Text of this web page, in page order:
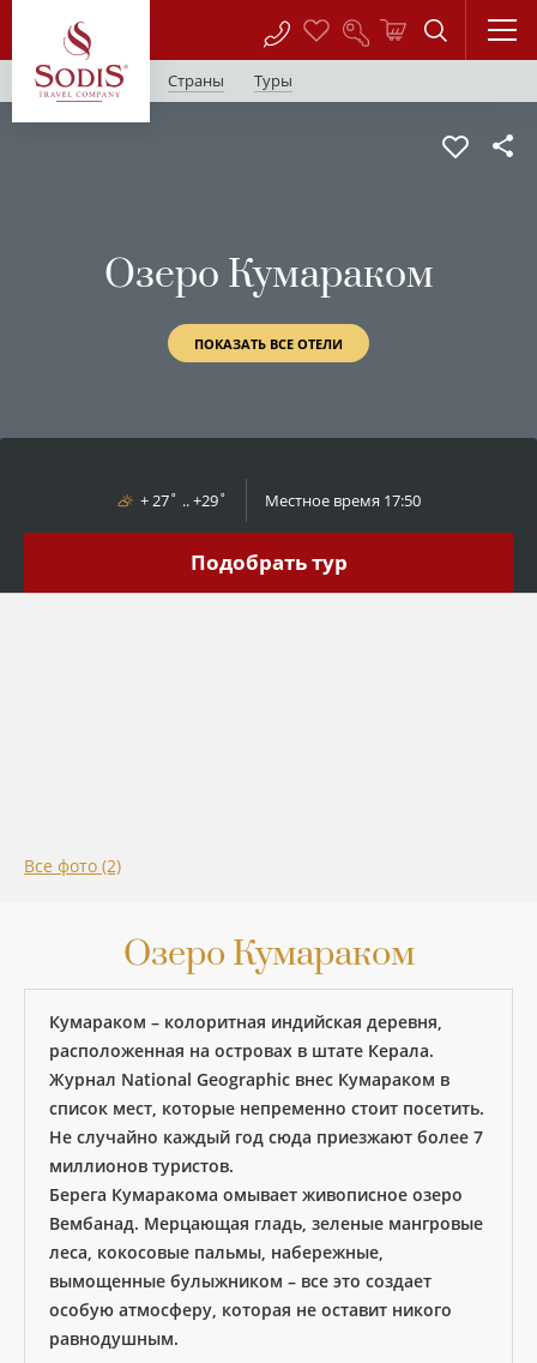
Страны Туры
Озеро Кумараком
ПОКАЗАТЬ ВСЕ ОТЕЛИ
+ 27˚ .. +29˚ Местное время 17:50
Подобрать
Подобрать тур
Все фото (2)
Озеро Кумараком
Кумараком – колоритная индийская деревня,
расположенная на островах в штате Керала.
Журнал National Geographic внес Кумараком в
список мест, которые непременно стоит посетить.
Не случайно каждый год сюда приезжают более 7
миллионов туристов.
Берега Кумаракома омывает живописное озеро
Вембанад. Мерцающая гладь, зеленые мангровые
леса, кокосовые пальмы, набережные,
вымощенные булыжником – все это создает
особую атмосферу, которая не оставит никого
равнодушным.